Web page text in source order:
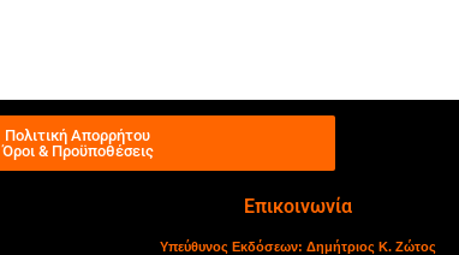
Πολιτική Απορρήτου
Όροι & Προϋποθέσεις
Επικοινωνία
Υπεύθυνος Εκδόσεων: Δημήτριος Κ. Ζώτος